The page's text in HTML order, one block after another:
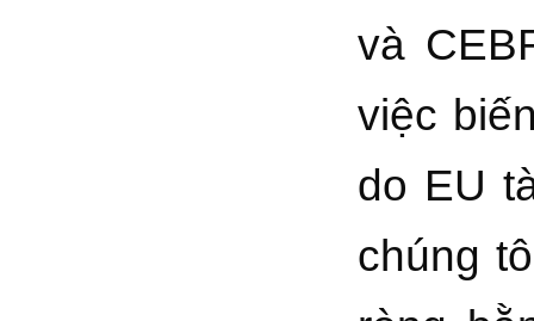
và
việc
do EU
chúng